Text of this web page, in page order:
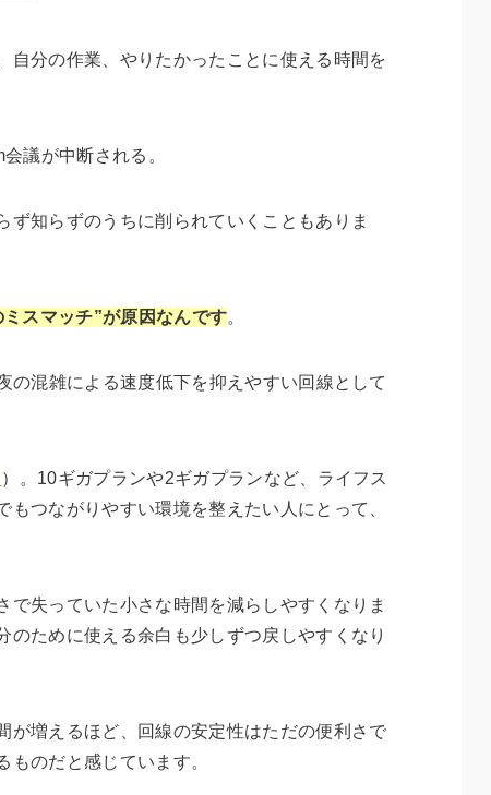
自分の作業、やりたかったことに使える時間を
議が中断される。
ず知らずのうちに削られていくこともありま
スマッチ”が原因なんです。
の混雑による速度低下を抑えやすい回線として
）。10ギガプランや2ギガプランなど、ライフス
つながりやすい環境を整えたい人にとって、
で失っていた小さな時間を減らしやすくなりま
のために使える余白も少しずつ戻しやすくなり
が増えるほど、回線の安定性はただの便利さで
ものだと感じています。